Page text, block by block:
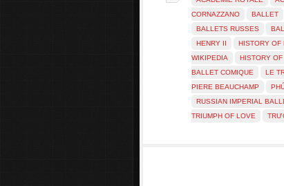
CORNAZZANO
BALLET
BALLETS RUSSES
HENRY II
HISTORY OF
WIKIPEDIA
HISTORY OF
BALLET COMIQUE
LE
PIERE BEAUCHAMP
RUSSIAN IMPERIAL
TRIUMPH OF LOVE